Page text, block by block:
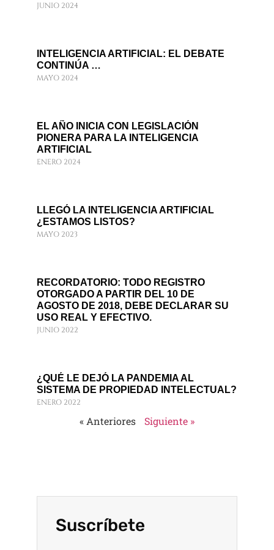
JUNIO 2024
INTELIGENCIA ARTIFICIAL: EL DEBATE
CONTINÚA …
MAYO 2024
EL AÑO INICIA CON LEGISLACIÓN
PIONERA PARA LA INTELIGENCIA
ARTIFICIAL
ENERO 2024
LLEGÓ LA INTELIGENCIA ARTIFICIAL
¿ESTAMOS LISTOS?
MAYO 2023
RECORDATORIO: TODO REGISTRO
OTORGADO A PARTIR DEL 10 DE
AGOSTO DE 2018, DEBE DECLARAR SU
USO REAL Y EFECTIVO.
JUNIO 2022
¿QUÉ LE DEJÓ LA PANDEMIA AL
SISTEMA DE PROPIEDAD INTELECTUAL?
ENERO 2022
« Anteriores Siguiente »
Suscríbete